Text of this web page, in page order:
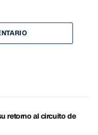
retorno al circuito de